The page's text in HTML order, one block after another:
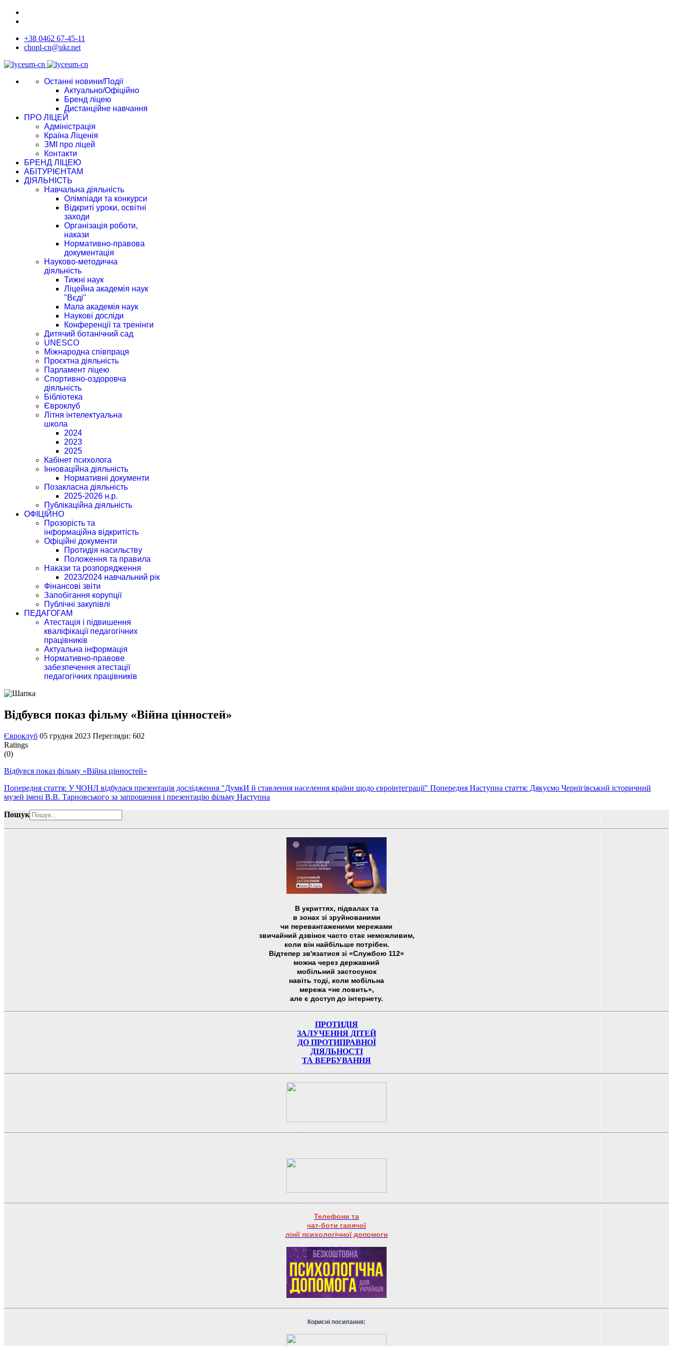
+38 0462 67-45-11
chopl-cn@ukr.net
Останні новини/Події
Актуально/Офіційно
Бренд ліцею
Дистанційне навчання
ПРО ЛІЦЕЙ
Адміністрація
Країна Ліценія
ЗМІ про ліцей
Контакти
БРЕНД ЛІЦЕЮ
АБІТУРІЄНТАМ
ДІЯЛЬНІСТЬ
Навчальна діяльність
Олімпіади та конкурси
Відкриті уроки, освітні
заходи
Організація роботи,
накази
Нормативно-правова
документація
Науково-методична
діяльність
Тижні наук
Ліцейна академія наук
"Вєді"
Мала академія наук
Наукові досліди
Конференції та тренінги
Дитячий ботанічний сад
UNESCO
Міжнародна співпраця
Проєктна діяльність
Парламент ліцею
Спортивно-оздоровча
діяльність
Бібліотека
Євроклуб
Літня інтелектуальна
школа
2024
2023
2025
Кабінет психолога
Інноваційна діяльність
Нормативні документи
Позакласна діяльність
2025-2026 н.р.
Публікаційна діяльність
ОФІЦІЙНО
Прозорість та
інформаційна відкритість
Офіційні документи
Протидія насильству
Положення та правила
Накази та розпорядження
2023/2024 навчальний рік
Фінансові звіти
Запобігання корупції
Публічні закупівлі
ПЕДАГОГАМ
Атестація і підвишення
кваліфікації педагогічних
працівників
Актуальна інформація
Нормативно-правове
забезпечення атестації
педагогічних працівників
Відбувся показ фільму «Війна цінностей»
Євроклуб 05 грудня 2023 Перегляди: 602
Ratings
(0)
Відбувся показ фільму «Війна цінностей»
Попередня стаття: У ЧОНЛ відбулася презентація дослідження "ДумкИ й ставлення населення країни щодо євроінтеграції" Попередня Наступна стаття: Дякуємо Чернігівський історичний
музей імені В.В. Тарновського за запрошення і презентацію фільму Наступна
Пошук
В укриттях, підвалах та
в зонах зі зруйнованими
чи перевантаженими мережами
звичайний дзвінок часто стає неможливим,
коли він найбільше потрібен.
Відтепер зв'язатися зі «Службою 112»
можна через державний
мобільний застосунок
навіть тоді, коли мобільна
мережа «не ловить»,
але є доступ до інтернету.
ПРОТИДІЯ
ЗАЛУЧЕННЯ ДІТЕЙ
ДО ПРОТИПРАВНОЇ
ДІЯЛЬНОСТІ
ТА ВЕРБУВАННЯ
Телефони та
чат-боти гарячої
лінії психологічної допомоги
Корисні посилання: